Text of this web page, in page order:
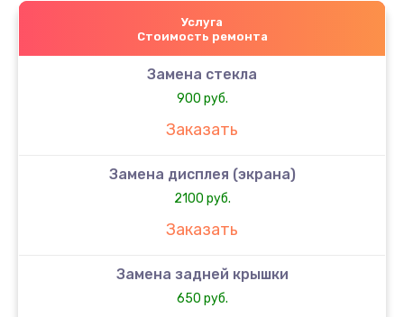
Услуга
Стоимость ремонта
Замена стекла
900 руб.
Заказать
Замена дисплея (экрана)
2100 руб.
Заказать
Замена задней крышки
650 руб.